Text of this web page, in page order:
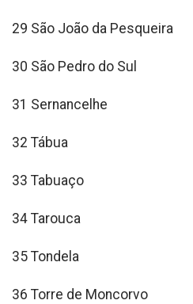
29 São João da Pesqueira
30 São Pedro do Sul
31 Sernancelhe
32 Tábua
33 Tabuaço
34 Tarouca
35 Tondela
36 Torre de Moncorvo